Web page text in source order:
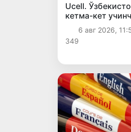
Ucell.
кетма-кет
энг тезкор мобил
интернет
6 авг 2026,
349